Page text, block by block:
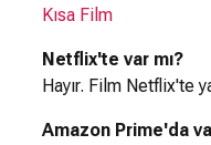
Kısa Film
Netflix'te var mı?
Hayır. Film Netflix'te
Amazon Prime'da